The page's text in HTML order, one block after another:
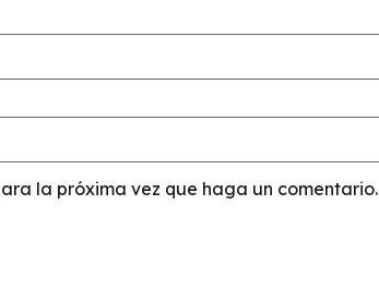
la próxima vez que haga un comentario.